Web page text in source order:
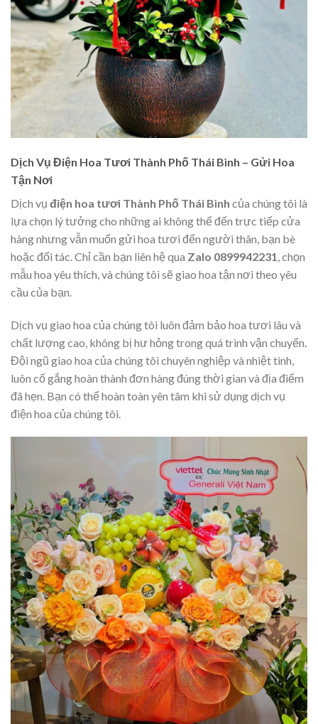
Dịch Vụ Điện Hoa Tươi Thành Phố Thái Bình – Gửi Hoa
Tận Nơi
Dịch vụ điện hoa tươi Thành Phố Thái Bình của chúng tôi là
lựa chọn lý tưởng cho những ai không thể đến trực tiếp cửa
hàng nhưng vẫn muốn gửi hoa tươi đến người thân, bạn bè
hoặc đối tác. Chỉ cần bạn liên hệ qua Zalo 0899942231 , chọn
mẫu hoa yêu thích, và chúng tôi sẽ giao hoa tận nơi theo yêu
cầu của bạn.
Dịch vụ giao hoa của chúng tôi luôn đảm bảo hoa tươi lâu và
chất lượng cao, không bị hư hỏng trong quá trình vận chuyển.
Đội ngũ giao hoa của chúng tôi chuyên nghiệp và nhiệt tình,
luôn cố gắng hoàn thành đơn hàng đúng thời gian và địa điểm
đã hẹn. Bạn có thể hoàn toàn yên tâm khi sử dụng dịch vụ
điện hoa của chúng tôi.